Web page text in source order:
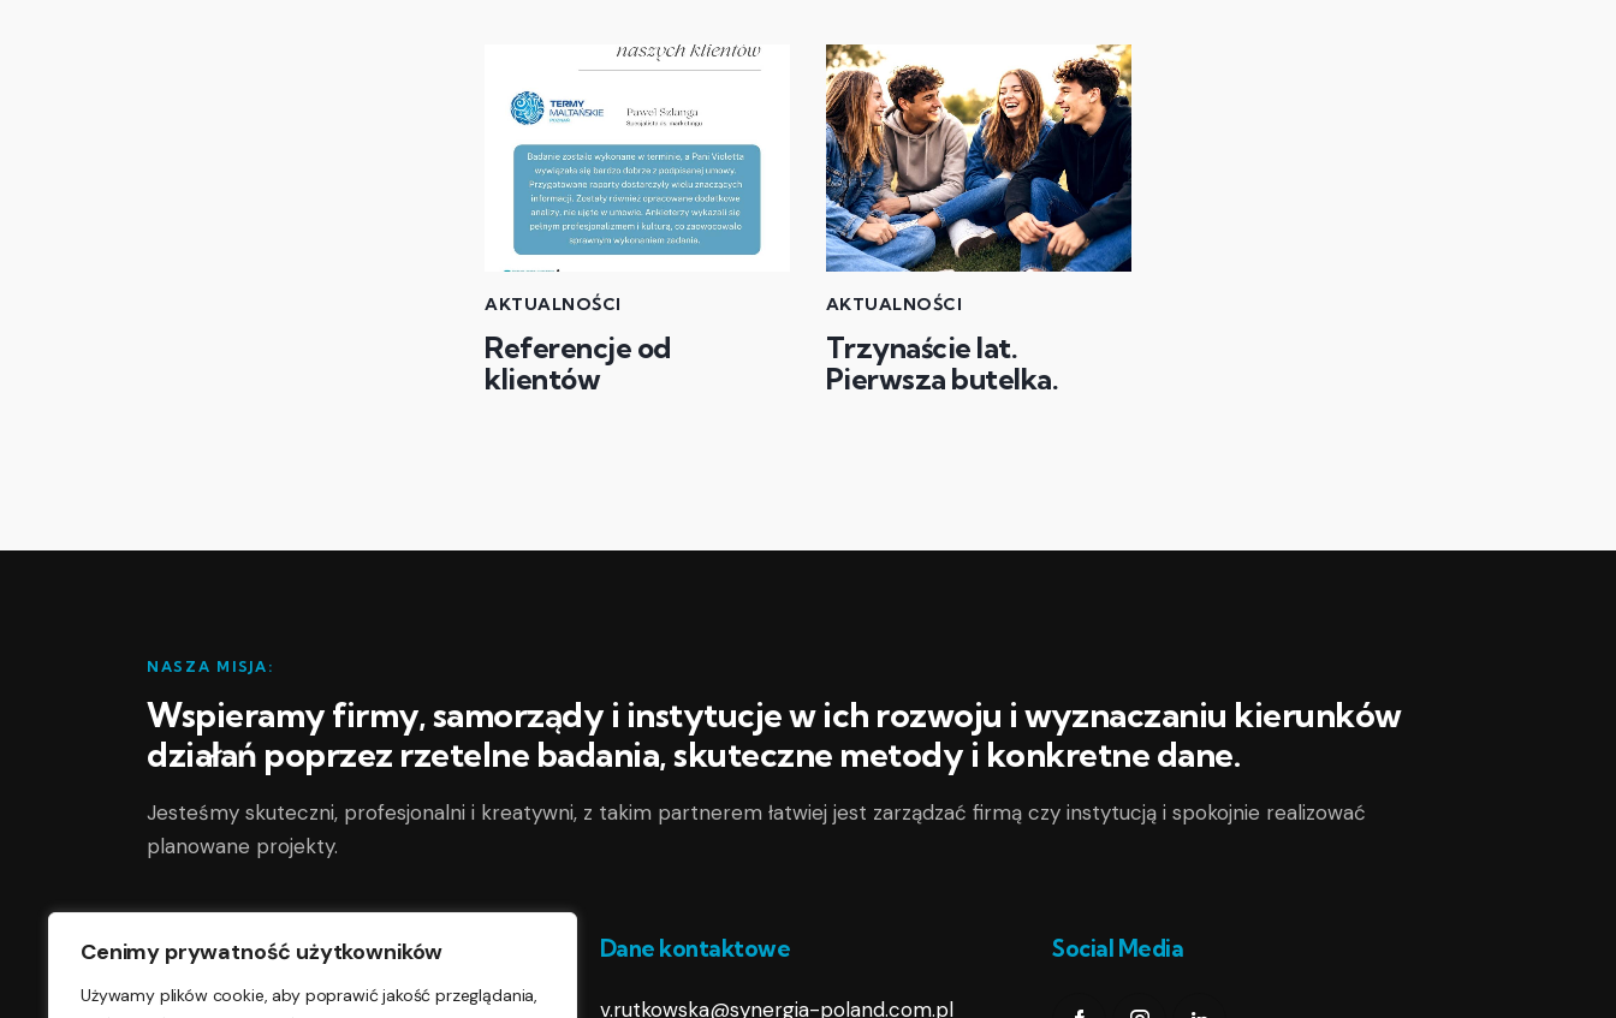
Cenimy prywatność użytkowników
Używamy plików cookie, aby poprawić jakość przeglądania,
AKTUALNOŚCI
Referencje od
klientów
AKTUALNOŚCI
Trzynaście lat.
Pierwsza butelka.
NASZA MISJA:
Wspieramy firmy, samorządy i instytucje w ich rozwoju i wyznaczaniu kierunków
działań poprzez rzetelne badania, skuteczne metody i konkretne dane.
Jesteśmy skuteczni, profesjonalni i kreatywni, z takim partnerem łatwiej jest zarządzać firmą czy instytucją i spokojnie realizować
planowane projekty.
Adres
Gostynin
Dane kontaktowe
v.rutkowska@synergia-poland.com.pl
Social Media